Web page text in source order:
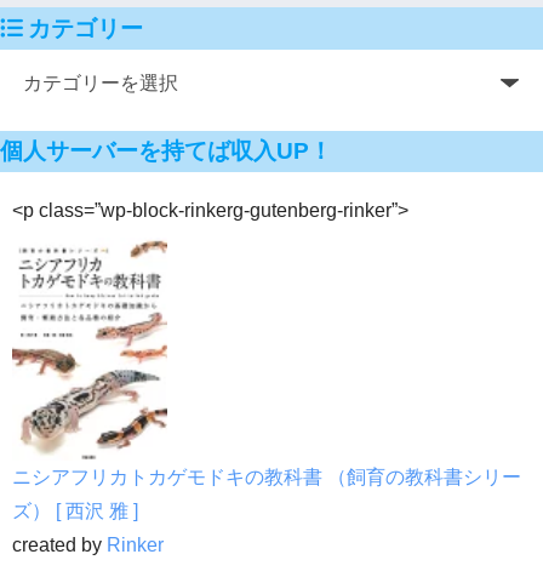
カテゴリー
個人サーバーを持てば収入UP！
<p class=”wp-block-rinkerg-gutenberg-rinker”>
ニシアフリカトカゲモドキの教科書 （飼育の教科書シリー
ズ） [ 西沢 雅 ]
created by Rinker